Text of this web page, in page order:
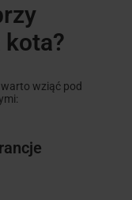
wziąć pod